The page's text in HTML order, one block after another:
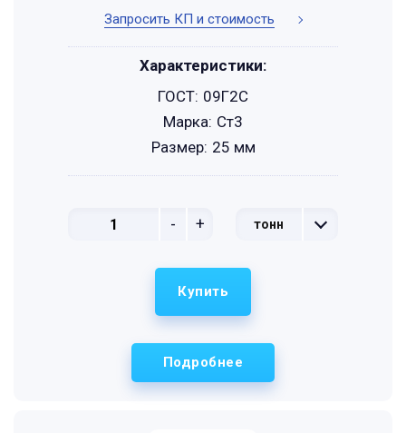
Запросить КП и стоимость
- + тонн
Характеристики:
ГОСТ: 09Г2С
Марка: Ст3
Размер: 25 мм
Подробнее
Купить